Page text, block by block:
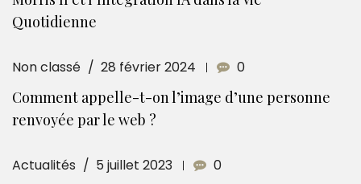
Quotidienne
Non classé 28 février 2024 0
Comment appelle-t-on l’image d’une personne
renvoyée par le web ?
Actualités 5 juillet 2023 0